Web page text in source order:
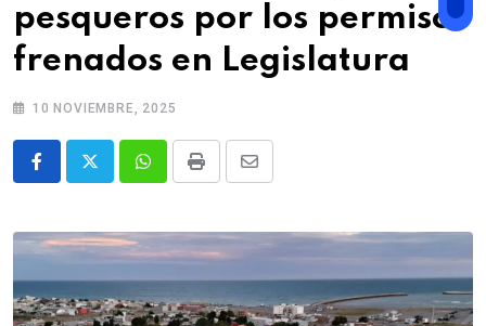
pesqueros por los permisos
frenados en Legislatura
10 NOVIEMBRE, 2025
WhatsappPrint
Share
Email